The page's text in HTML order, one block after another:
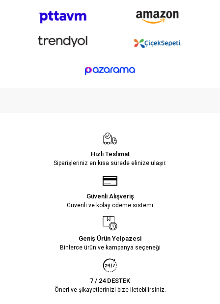
Hızlı Teslimat
Siparişleriniz en kısa sürede elinize ulaşır.
Güvenli Alışveriş
Güvenli ve kolay ödeme sistemi
Geniş Ürün Yelpazesi
Binlerce ürün ve kampanya seçeneği
7 / 24 DESTEK
Öneri ve şikayetlerinizi bize iletebilirsiniz.